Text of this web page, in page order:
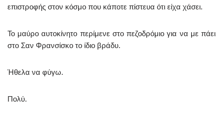
επιστροφής στον κόσμο που κάποτε πίστευα ότι είχα χάσει.
Το μαύρο αυτοκίνητο περίμενε στο πεζοδρόμιο για να με πάει
στο Σαν Φρανσίσκο το ίδιο βράδυ.
Ήθελα να φύγω.
Πολύ.